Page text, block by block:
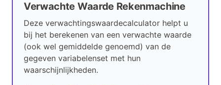
Verwachte Waarde Rekenmachine
Deze verwachtingswaardecalculator helpt u
bij het berekenen van een verwachte waarde
(ook wel ​gemiddelde genoemd) van de
gegeven variabelenset met hun
waarschijnlijkheden.